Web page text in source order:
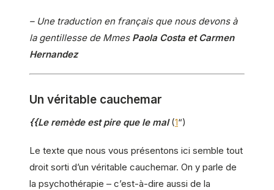
– Une traduction en français que nous devons à
la gentillesse de Mmes Paola Costa et Carmen
Hernandez
Un véritable cauchemar
{{Le remède est pire que le mal (1“)
Le texte que nous vous présentons ici semble tout
droit sorti d’un véritable cauchemar. On y parle de
la psychothérapie – c’est-à-dire aussi de la